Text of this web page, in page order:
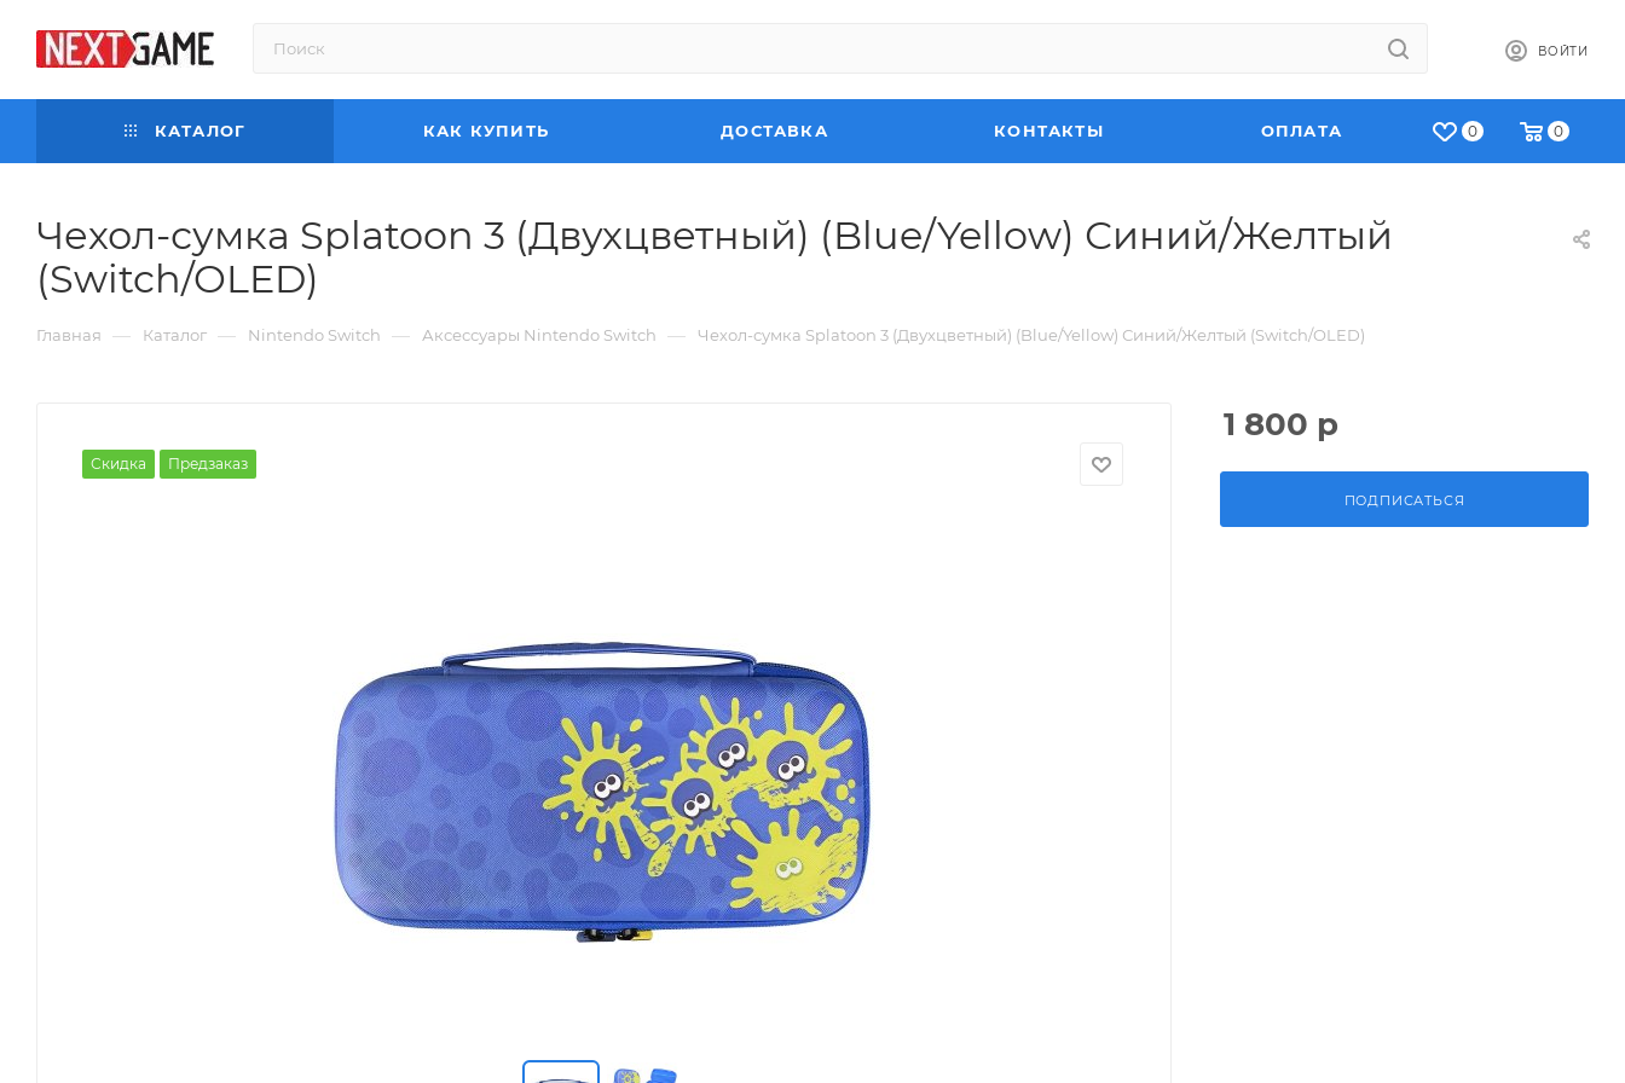
ВОЙТИ
0 0
КАТАЛОГ КАК КУПИТЬ ДОСТАВКА КОНТАКТЫ ОПЛАТА
Чехол-сумка Splatoon 3 (Двухцветный) (Blue/Yellow) Синий/Желтый
(Switch/OLED)
Главная — Каталог — Nintendo Switch — Аксессуары Nintendo Switch — Чехол-сумка Splatoon 3 (Двухцветный) (Blue/Yellow) Синий/Желтый (Switch/OLED)
Скидка Предзаказ
1 800 р
ПОДПИСАТЬСЯ